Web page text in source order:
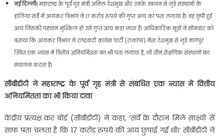
नई दिल्ली।महाराष्ट्र के पूर्व गृह मंत्री अनिल देशमुख और उनके स्वजन से जुड़े संस्थानों के
हालिया सर्वे में आयकर विभाग ने 17 करोड़ रुपये की गुप्त आय का पता लगाया है। वह छुपी हुई
आय जिसकी पहचान मुश्किल हो उसे गुप्त आय कहा जाता है। आधिकारिक सूत्रों ने सोमवार को
बताया कि आयकर विभाग ने राष्ट्रवादी कांग्रेस पार्टी (राकांपा) नेता देशमुख से जुड़े नागपुर
स्थित एक न्यास में वित्तीय अनियमितता का भी पता लगाया है, जो तीन शैक्षणिक संस्थानों का
संचालन करता है।
सीबीडीटी ने महाराष्ट्र के पूर्व गृह मंत्री से संबंधित एक न्यास में वित्तीय
अनियमितता का भी किया दावा
केंद्रीय प्रत्यक्ष कर बोर्ड (सीबीडीटी) ने कहा, ‘सर्वे के दौरान मिले साक्ष्यों से
साफ पता चलता है कि 17 करोड़ रुपये की आय छुपाई गई थी।’ सीबीडीटी ने